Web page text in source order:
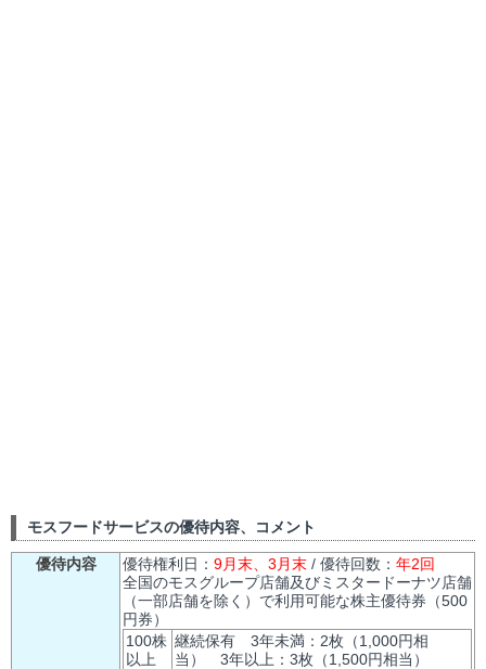
モスフードサービスの優待内容、コメント
優待内容 優待権利日： 9月末、3月末 / 優待回数： 年2回
全国のモスグループ店舗及びミスタードーナツ店舗
（一部店舗を除く）で利用可能な株主優待券（500
円券）
100株
以上
継続保有 3年未満：2枚（1,000円相
当） 3年以上：3枚（1,500円相当）